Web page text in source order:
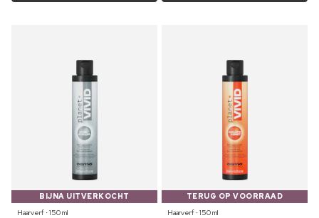
BIJNA UITVERKOCHT
Haarverf ⋅ 150 ml
TERUG OP VOORRAAD
Haarverf ⋅ 150 ml